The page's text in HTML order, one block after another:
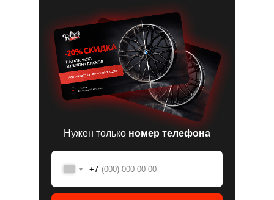
Нужен только номер телефона
+7